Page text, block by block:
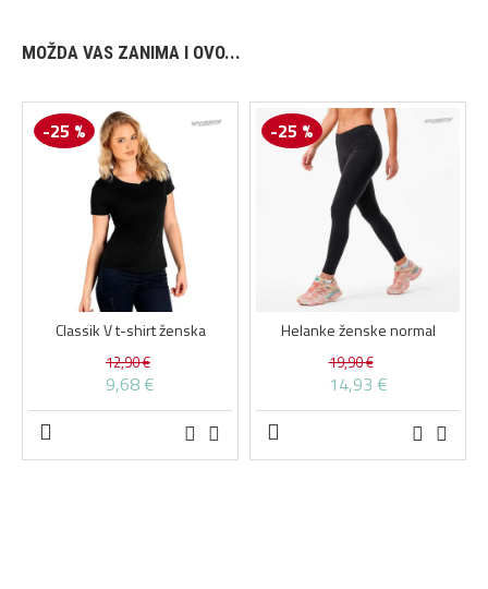
MOŽDA VAS ZANIMA I OVO...
-25 %
Classik V t-shirt ženska
9,68 €
12,90 €
-25 %
Helanke ženske normal
14,93 €
19,90 €